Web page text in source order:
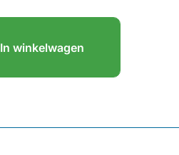
In winkelwagen